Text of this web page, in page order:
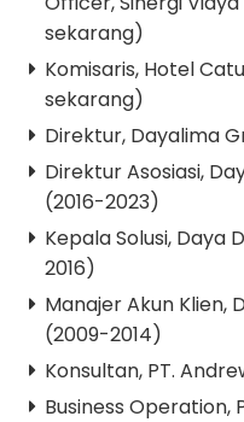
sekarang)
Komisaris, Hotel
sekarang)
Direktur, Dayalima
Direktur Asosiasi,
(2016-2023)
Kepala Solusi, Daya
2016)
Manajer Akun Klien,
(2009-2014)
Konsultan, PT.
Business Operation,